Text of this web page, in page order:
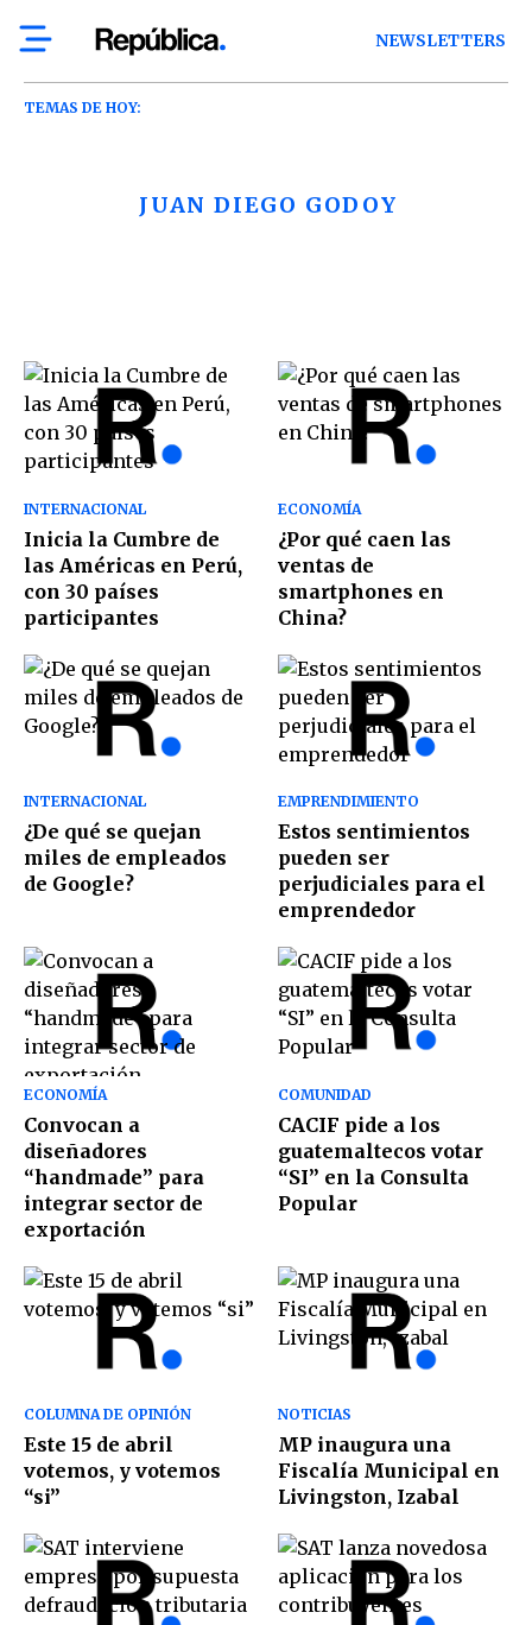
NEWSLETTERS
TEMAS DE HOY:
JUAN DIEGO GODOY
INTERNACIONAL
Inicia la Cumbre de
las Américas en Perú,
con 30 países
participantes
ECONOMÍA
¿Por qué caen las
ventas de
smartphones en
China?
INTERNACIONAL
¿De qué se quejan
miles de empleados
de Google?
EMPRENDIMIENTO
Estos sentimientos
pueden ser
perjudiciales para el
emprendedor
ECONOMÍA
Convocan a
diseñadores
“handmade” para
integrar sector de
exportación
COMUNIDAD
CACIF pide a los
guatemaltecos votar
“SI” en la Consulta
Popular
COLUMNA DE OPINIÓN
Este 15 de abril
votemos, y votemos
“si”
NOTICIAS
MP inaugura una
Fiscalía Municipal en
Livingston, Izabal